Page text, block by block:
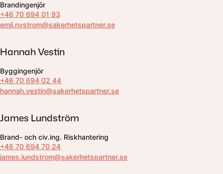
Brandingenjör
+46 70 694 01 93
emil.nystrom@sakerhetspartner.se
Hannah Vestin
Byggingenjör
+46 70 694 02 44
hannah.vestin@sakerhetspartner.se
James Lundström
Brand- och civ.ing. Riskhantering
+46 70 694 70 24
james.lundstrom@sakerhetspartner.se